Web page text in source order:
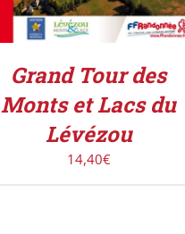
Grand Tour des
Monts et Lacs du
Lévézou
14,40€